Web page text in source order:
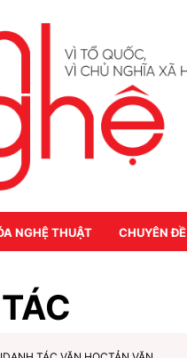
NGHỆ THUẬT CHUYÊN ĐỀ